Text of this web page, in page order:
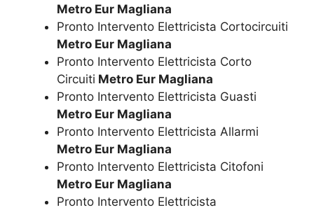
Metro Eur Magliana
Pronto Intervento Elettricista Cortocircuiti
Metro Eur Magliana
Pronto Intervento Elettricista Corto
Circuiti Metro Eur Magliana
Pronto Intervento Elettricista Guasti
Metro Eur Magliana
Pronto Intervento Elettricista Allarmi
Metro Eur Magliana
Pronto Intervento Elettricista Citofoni
Metro Eur Magliana
Pronto Intervento Elettricista